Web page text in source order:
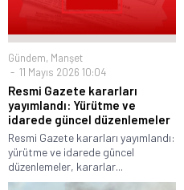
Gündem, Manşet
11 Mayıs 2026 10:04
Resmi Gazete kararları
yayımlandı: Yürütme ve
idarede güncel düzenlemeler
Resmi Gazete kararları yayımlandı:
yürütme ve idarede güncel
düzenlemeler, kararlar...